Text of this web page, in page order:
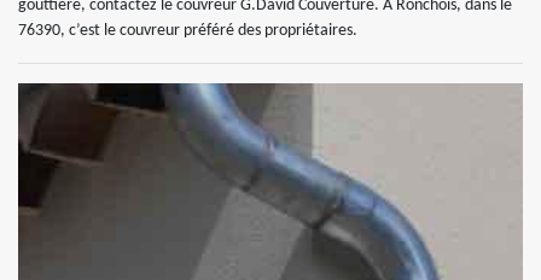
gouttière, contactez le couvreur G.David Couverture. À Ronchois, dans le
76390, c’est le couvreur préféré des propriétaires.